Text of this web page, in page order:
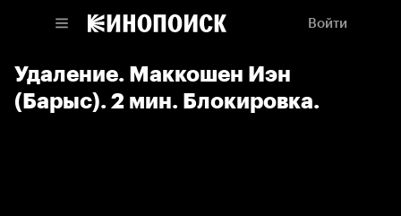
Войти
Удаление. Маккошен Иэн
(Барыс). 2 мин. Блокировка.